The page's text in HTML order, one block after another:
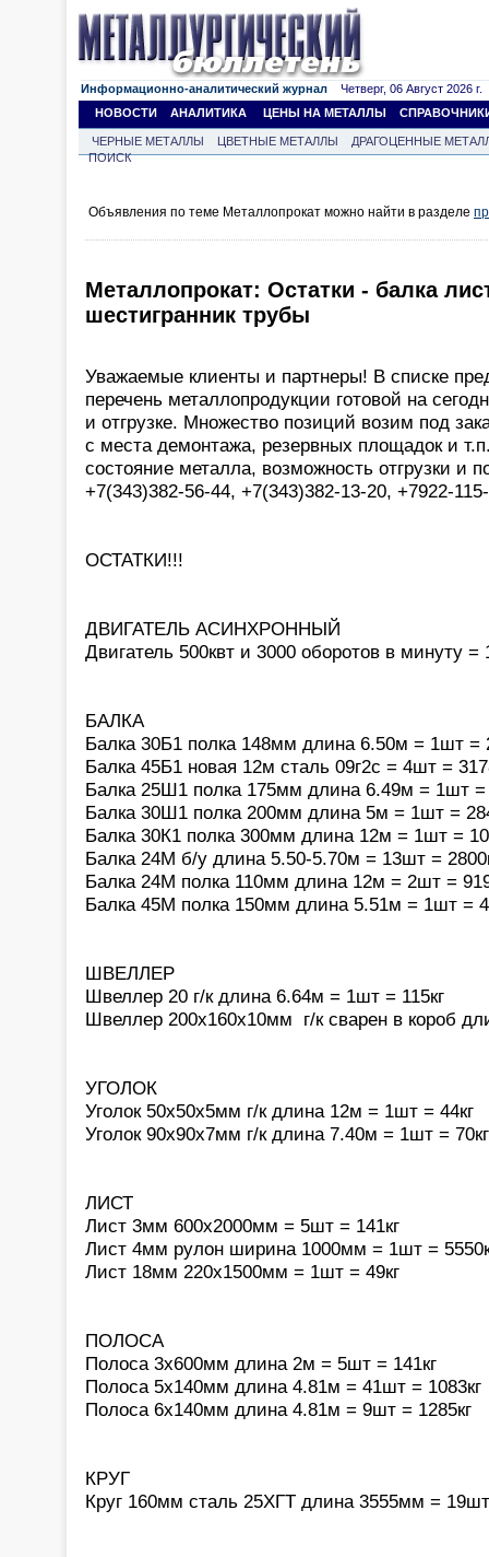
Информационно-аналитический журнал Четверг, 06 Август 2026 г.
НОВОСТИ
АНАЛИТИКА ЦЕНЫ НА МЕТАЛЛЫ
ЧЕРНЫЕ МЕТАЛЛЫ ЦВЕТНЫЕ МЕТАЛЛЫ
ДРАГОЦЕННЫЕ
ПОИСК
Объявления по теме Металлопрокат можно найти в разделе
Металлопрокат: Остатки - балка
шестигранник трубы
Уважаемые клиенты и партнеры! В списке
перечень металлопродукции готовой на
и отгрузке. Множество позиций возим под
с места демонтажа, резервных площадок и
состояние металла, возможность отгрузки и
+7(343)382-56-44, +7(343)382-13-20, +7922-
ОСТАТКИ!!!
ДВИГАТЕЛЬ АСИНXРОННЫЙ
Двигатель 500квт и 3000 оборотов в минуту =
БАЛКА
Балка 30Б1 полка 148мм длина 6.50м = 1шт =
Балка 45Б1 новая 12м сталь 09г2с = 4шт =
Балка 25Ш1 полка 175мм длина 6.49м = 1шт =
Балка 30Ш1 полка 200мм длина 5м = 1шт =
Балка 30К1 полка 300мм длина 12м = 1шт =
Балка 24М б/у длина 5.50-5.70м = 13шт =
Балка 24М полка 110мм длина 12м = 2шт =
Балка 45М полка 150мм длина 5.51м = 1шт =
ШВЕЛЛЕР
Швеллер 20 г/к длина 6.64м = 1шт = 115кг
Швеллер 200х160х10мм г/к сварен в короб
УГОЛОК
Уголок 50х50х5мм г/к длина 12м = 1шт = 44кг
Уголок 90х90х7мм г/к длина 7.40м = 1шт = 70кг
ЛИСТ
Лист 3мм 600х2000мм = 5шт = 141кг
Лист 4мм рулон ширина 1000мм = 1шт =
Лист 18мм 220х1500мм = 1шт = 49кг
ПОЛОСА
Полоса 3х600мм длина 2м = 5шт = 141кг
Полоса 5х140мм длина 4.81м = 41шт = 1083кг
Полоса 6х140мм длина 4.81м = 9шт = 1285кг
КРУГ
Круг 160мм сталь 25ХГТ длина 3555мм = 19шт